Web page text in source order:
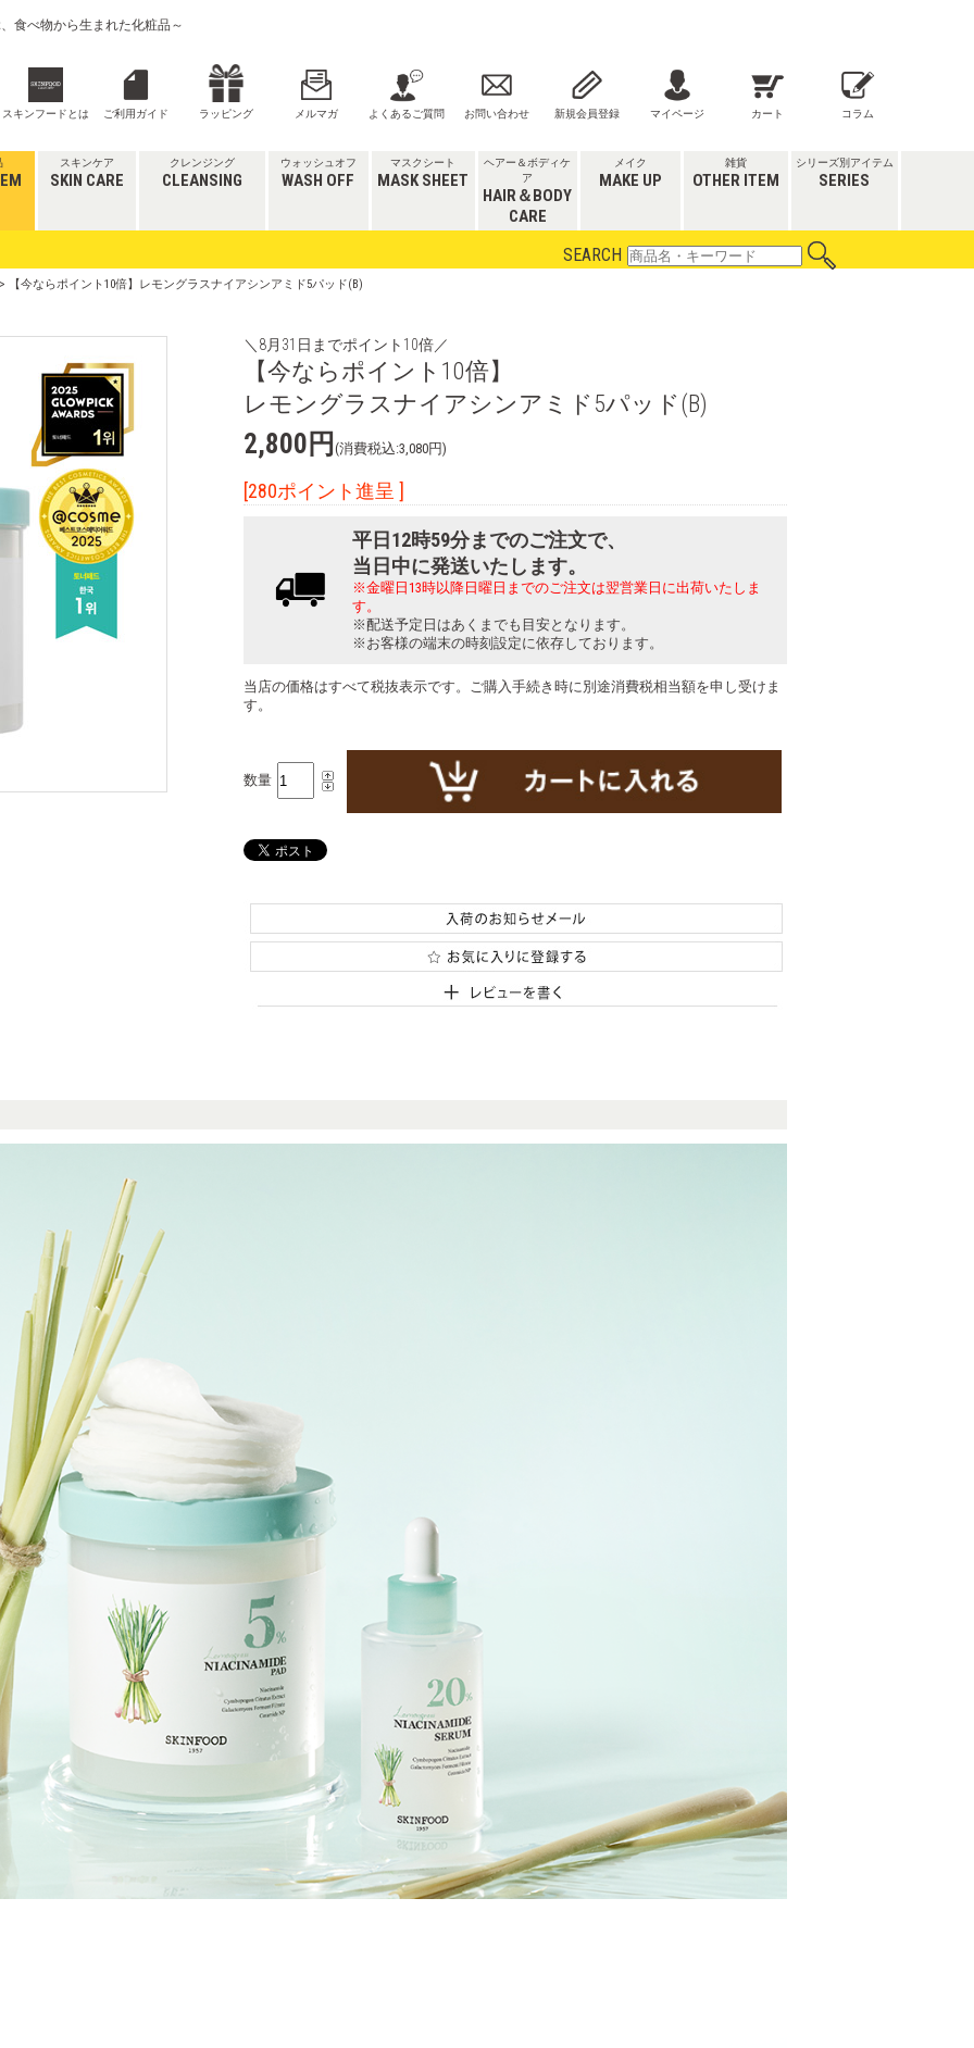
食べ物から生まれた化粧品～
スキンフードとは ご利用ガイド ラッピング メルマガ よくあるご質問 お問い合わせ 新規会員登録 マイページ カート コラム
スキンケア
SKIN CARE
クレンジング
CLEANSING
ウォッシュオフ
WASH OFF
マスクシート
MASK SHEET
ヘアー＆ボディケ
ア
HAIR＆BODY
CARE
メイク
MAKE UP
雑貨
OTHER ITEM
シリーズ別アイテム
SERIES
SEARCH
【今ならポイント10倍】レモングラスナイアシンアミド5パッド(B)
＼8月31日までポイント10倍／
【今ならポイント10倍】
レモングラスナイアシンアミド5パッド(B)
2,800円 (消費税込:3,080円)
[280ポイント進呈 ]
平日12時59分までのご注文で、
当日中に発送いたします。
※金曜日13時以降日曜日までのご注文は翌営業日に出荷いたしま
す。
※配送予定日はあくまでも目安となります。
※お客様の端末の時刻設定に依存しております。
当店の価格はすべて税抜表示です。ご購入手続き時に別途消費税相当額を申し受けま
す。
数量